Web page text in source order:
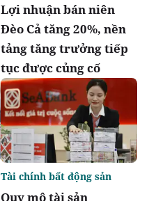
Lợi nhuận bán niên
Đèo Cả tăng 20%, nền
tảng tăng trưởng tiếp
tục được củng cố
Quy mô tài sản
Tài chính bất động sản